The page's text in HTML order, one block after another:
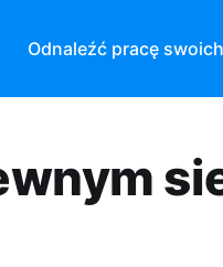
Odnaleźć pracę